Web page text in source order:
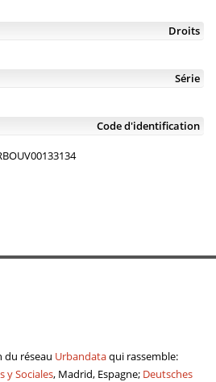
Droits
Série
Code d'identification
du réseau Urbandataqui rassemble:
y Sociales, Madrid, Espagne; Deutsches